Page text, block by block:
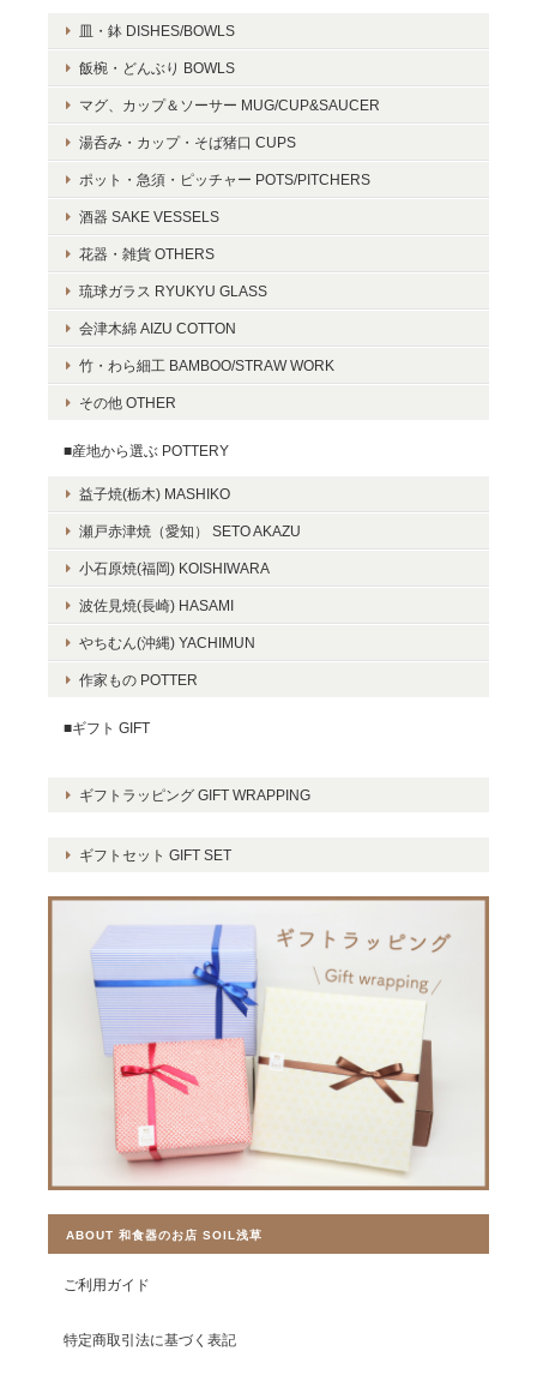
皿・鉢 DISHES/BOWLS
飯椀・どんぶり BOWLS
マグ、カップ＆ソーサー MUG/CUP&SAUCER
湯呑み・カップ・そば猪口 CUPS
ポット・急須・ピッチャー POTS/PITCHERS
酒器 SAKE VESSELS
花器・雑貨 OTHERS
琉球ガラス RYUKYU GLASS
会津木綿 AIZU COTTON
竹・わら細工 BAMBOO/STRAW WORK
その他 OTHER
■産地から選ぶ POTTERY
益子焼(栃木) MASHIKO
瀬戸赤津焼（愛知） SETO AKAZU
小石原焼(福岡) KOISHIWARA
波佐見焼(長崎) HASAMI
やちむん(沖縄) YACHIMUN
作家もの POTTER
■ギフト GIFT
ギフトラッピング GIFT WRAPPING
ギフトセット GIFT SET
ABOUT 和食器のお店 SOIL浅草
ご利用ガイド
特定商取引法に基づく表記